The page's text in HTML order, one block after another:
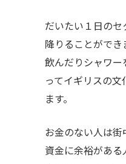
だいたい１日の
降りることができ
飲んだりシャワー
ってイギリスの
ます。
お金のない人は街
資金に余裕がある